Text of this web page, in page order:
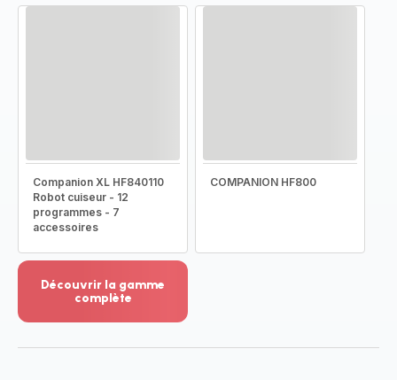
Companion XL HF840110
Robot cuiseur - 12
programmes - 7
accessoires
COMPANION HF800
Découvrir la gamme
complète
-